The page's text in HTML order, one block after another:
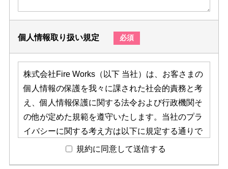
個人情報取り扱い規定 必須
株式会社Fire Works（以下 当社）は、お客さまの
個人情報の保護を我々に課された社会的責務と考
え、個人情報保護に関する法令および行政機関そ
の他が定めた規範を遵守いたします。当社のプラ
イバシーに関する考え方は以下に規定する通りで
す。 法令の改正等の事情により随時修正または削
規約に同意して送信する